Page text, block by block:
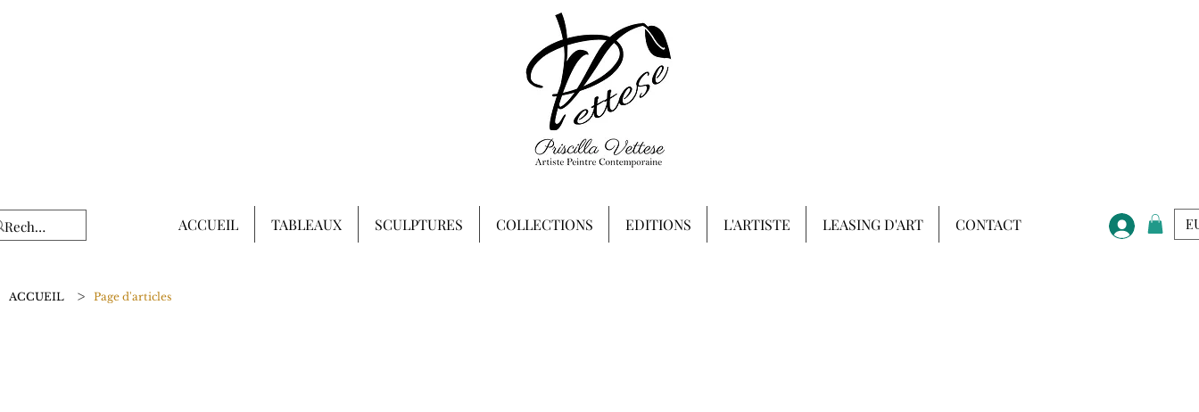
ACCUEIL > Page d'articles
ACCUEIL TABLEAUX SCULPTURES COLLECTIONS EDITIONS L'ARTISTE LEASING D'ART CONTACT